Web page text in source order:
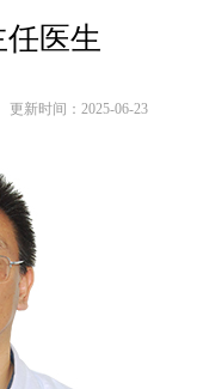
医生
更新时间：2025-06-23